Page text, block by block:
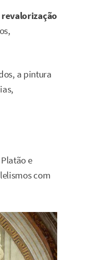
revalorização
a pintura
e
com